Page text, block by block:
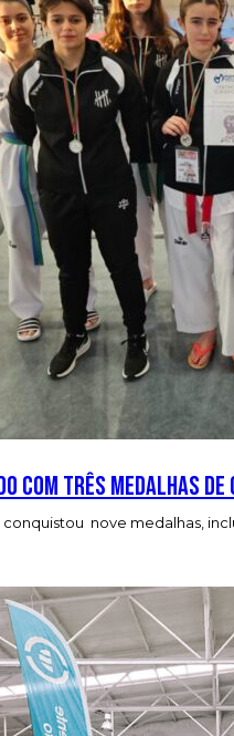
com três medalhas
nove medalhas,